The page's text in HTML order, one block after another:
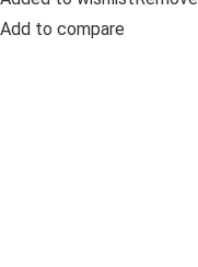
Add to compare